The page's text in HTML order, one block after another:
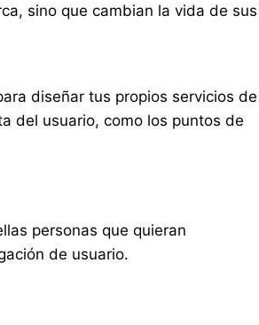
sino que cambian la vida de sus
diseñar tus propios servicios de
del usuario, como los puntos de
personas que quieran
de usuario.